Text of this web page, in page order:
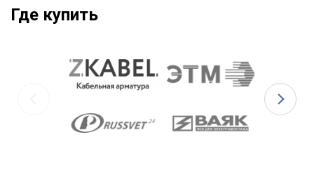
Где купить